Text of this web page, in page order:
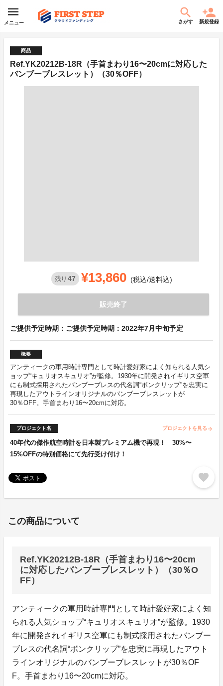
メニュー さがす 新規登録
商品
Ref.YK20212B-18R（手首まわり16〜20cmに対応した
バンブーブレスレット）（30％OFF）
残り 47 ¥13,860 (税込/送料込)
販売終了
ご提供予定時期：ご提供予定時期：2022年7月中旬予定
概要
アンティークの軍用時計専門として時計愛好家によく知られる人気シ
ョップ“キュリオスキュリオ”が監修。1930年に開発されイギリス空軍
にも制式採用されたバンブーブレスの代名詞“ボンクリップ”を忠実に
再現したアウトラインオリジナルのバンブーブレスレットが
30％OFF。手首まわり16〜20cmに対応。
プロジェクト名 プロジェクトを見る arrow_forward
40年代の傑作航空時計を日本製プレミアム機で再現！ 30%〜
15%OFFの特別価格にて先行受け付け！
favorite
この商品について
Ref.YK20212B-18R（手首まわり16〜20cm
に対応したバンブーブレスレット）（30％O
FF）
アンティークの軍用時計専門として時計愛好家によく知
られる人気ショップ“キュリオスキュリオ”が監修。1930
年に開発されイギリス空軍にも制式採用されたバンブー
ブレスの代名詞“ボンクリップ”を忠実に再現したアウト
ラインオリジナルのバンブーブレスレットが30％OF
F。手首まわり16〜20cmに対応。